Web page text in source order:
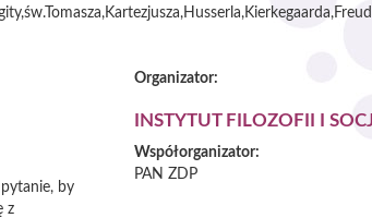
by
z
Organizator:
INSTYTUT FILOZOFII I
Współorganizator:
PAN ZDP